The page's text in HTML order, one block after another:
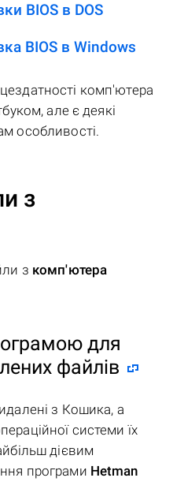
BIOS в DOS
BIOS в Windows
комп'ютера
але є деякі
особливості.
з
з комп'ютера
для
файлів
з Кошика, а
системи їх
дієвим
програми Hetman